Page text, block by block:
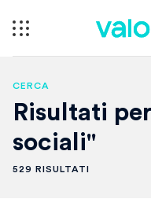
CERCA
Risultati
sociali"
529 RISULTATI